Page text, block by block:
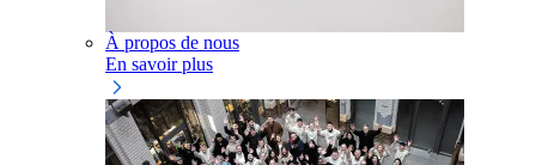
À propos de nous
En savoir plus